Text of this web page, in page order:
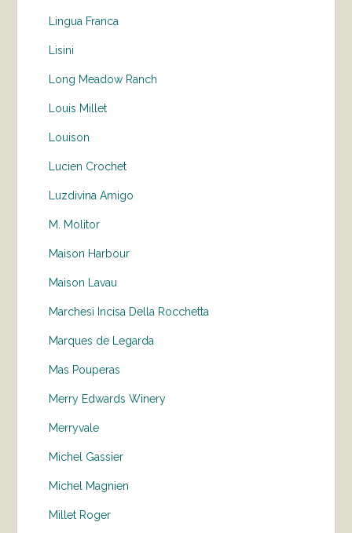
Lingua Franca
Lisini
Long Meadow Ranch
Louis Millet
Louison
Lucien Crochet
Luzdivina Amigo
M. Molitor
Maison Harbour
Maison Lavau
Marchesi Incisa Della Rocchetta
Marques de Legarda
Mas Pouperas
Merry Edwards Winery
Merryvale
Michel Gassier
Michel Magnien
Millet Roger